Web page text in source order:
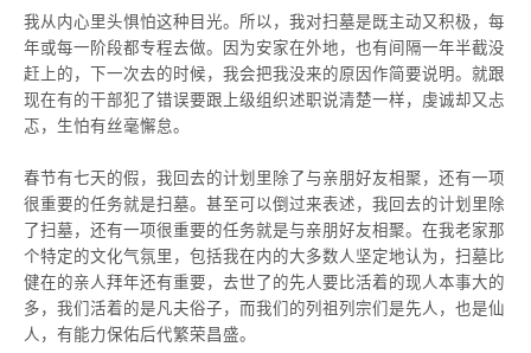
我从内心里头惧怕这种目光。所以，我对扫墓是既主动又积极，每
年或每一阶段都专程去做。因为安家在外地，也有间隔一年半截没
赶上的，下一次去的时候，我会把我没来的原因作简要说明。就跟
现在有的干部犯了错误要跟上级组织述职说清楚一样，虔诚却又忐
忑，生怕有丝毫懈怠。
春节有七天的假，我回去的计划里除了与亲朋好友相聚，还有一项
很重要的任务就是扫墓。甚至可以倒过来表述，我回去的计划里除
了扫墓，还有一项很重要的任务就是与亲朋好友相聚。在我老家那
个特定的文化气氛里，包括我在内的大多数人坚定地认为，扫墓比
健在的亲人拜年还有重要，去世了的先人要比活着的现人本事大的
多，我们活着的是凡夫俗子，而我们的列祖列宗们是先人，也是仙
人，有能力保佑后代繁荣昌盛。